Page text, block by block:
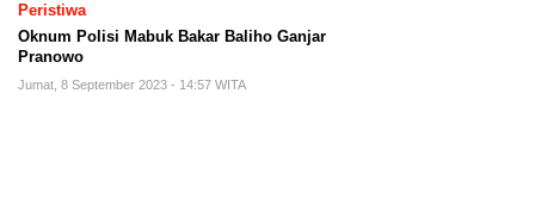
Peristiwa
Oknum Polisi Mabuk Bakar Baliho Ganjar
Pranowo
Jumat, 8 September 2023 - 14:57 WITA